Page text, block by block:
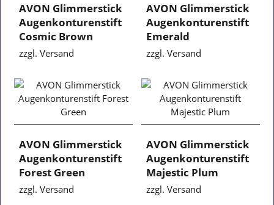
AVON Glimmerstick
Augenkonturenstift
Cosmic Brown
zzgl. Versand
AVON Glimmerstick
Augenkonturenstift
Emerald
zzgl. Versand
AVON Glimmerstick
Augenkonturenstift
Forest Green
zzgl. Versand
AVON Glimmerstick
Augenkonturenstift
Majestic Plum
zzgl. Versand